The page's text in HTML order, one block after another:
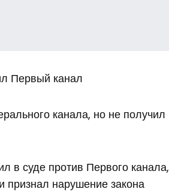
Первый канал
канала, но не получил
в суде против Первого канала,
нарушение закона